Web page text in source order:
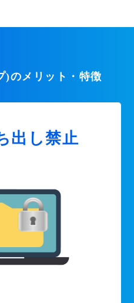
のメリット・特徴
出し禁止